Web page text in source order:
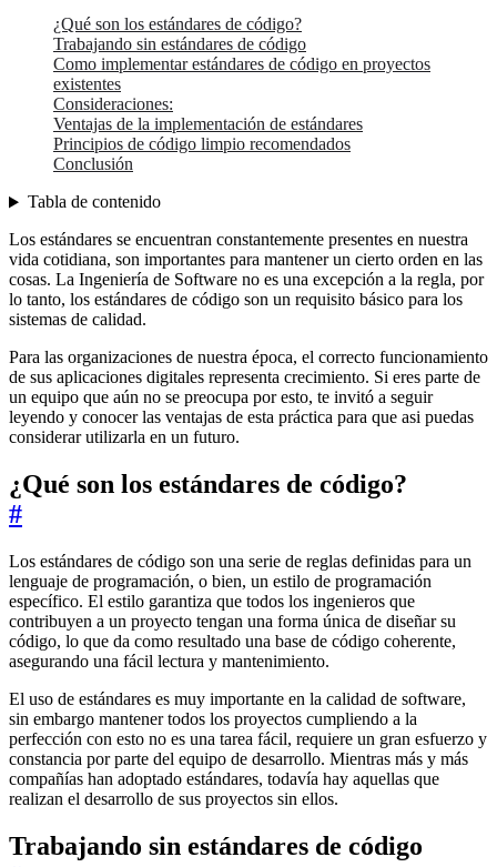
¿Qué son los estándares de código?
Trabajando sin estándares de código
Como implementar estándares de código en proyectos
existentes
Consideraciones:
Ventajas de la implementación de estándares
Principios de código limpio recomendados
Conclusión
Tabla de contenido
Los estándares se encuentran constantemente presentes en nuestra
vida cotidiana, son importantes para mantener un cierto orden en las
cosas. La Ingeniería de Software no es una excepción a la regla, por
lo tanto, los estándares de código son un requisito básico para los
sistemas de calidad.
Para las organizaciones de nuestra época, el correcto funcionamiento
de sus aplicaciones digitales representa crecimiento. Si eres parte de
un equipo que aún no se preocupa por esto, te invitó a seguir
leyendo y conocer las ventajas de esta práctica para que asi puedas
considerar utilizarla en un futuro.
¿Qué son los estándares de código?
#
Los estándares de código son una serie de reglas definidas para un
lenguaje de programación, o bien, un estilo de programación
específico. El estilo garantiza que todos los ingenieros que
contribuyen a un proyecto tengan una forma única de diseñar su
código, lo que da como resultado una base de código coherente,
asegurando una fácil lectura y mantenimiento.
El uso de estándares es muy importante en la calidad de software,
sin embargo mantener todos los proyectos cumpliendo a la
perfección con esto no es una tarea fácil, requiere un gran esfuerzo y
constancia por parte del equipo de desarrollo. Mientras más y más
compañías han adoptado estándares, todavía hay aquellas que
realizan el desarrollo de sus proyectos sin ellos.
Trabajando sin estándares de código